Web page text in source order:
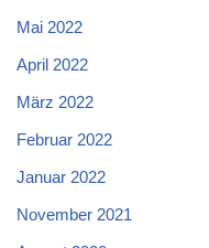
Mai 2022
April 2022
März 2022
Februar 2022
Januar 2022
November 2021